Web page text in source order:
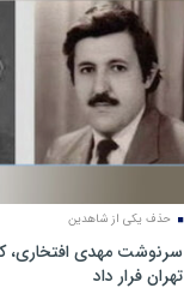
حذف یکی از شاهدین
سرنوشت مهدی افتخاری،
تهران فرار داد